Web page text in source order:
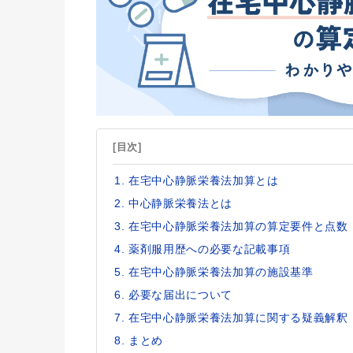
[目次]
在宅中心静脈栄養法加算とは
中心静脈栄養法とは
在宅中心静脈栄養法加算の算定要件と点数
薬剤服用歴への必要な記載事項
在宅中心静脈栄養法加算の施設基準
必要な届出について
在宅中心静脈栄養法加算に関する疑義解釈
まとめ